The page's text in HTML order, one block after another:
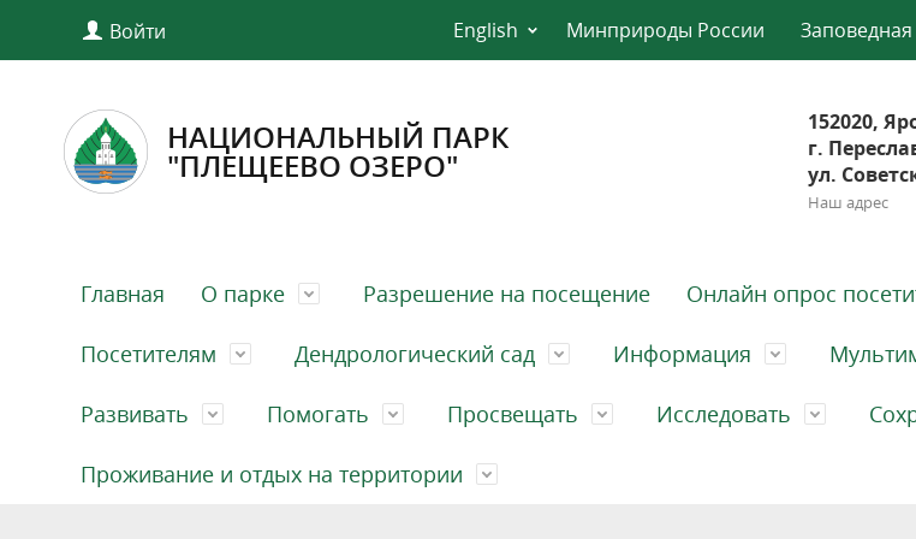
Войти English Минприроды России
НАЦИОНАЛЬНЫЙ ПАРК
"ПЛЕЩЕЕВО ОЗЕРО"
152020,
г.
ул.
Наш адрес
Главная О парке Разрешение на посещение Онлайн опрос
Посетителям Дендрологический сад Информация
Развивать Помогать Просвещать Исследовать
Проживание и отдых на территории